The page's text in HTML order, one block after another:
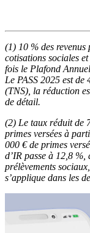
(1) 10 % des revenus
cotisations sociales
fois le Plafond
Le PASS 2025 est
(TNS), la réduction
de détail.
(2) Le taux réduit de
primes versées à
000 € de primes
d’IR passe à 12,8 %,
prélèvements
s’applique dans les